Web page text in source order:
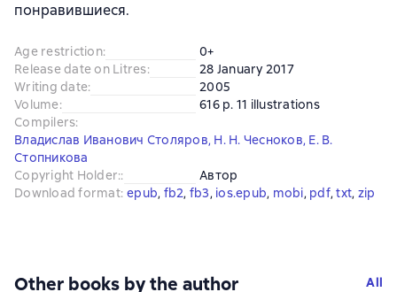
понравившиеся.
Age restriction:
0+
Release date on Litres:
28 January 2017
Writing date:
2005
Volume:
616 p. 11 illustrations
Compilers:
Владислав Иванович Столяров, Н. Н. Чесноков, Е. В.
Стопникова
Copyright Holder::
Автор
Download format: epub, fb2, fb3, ios.epub, mobi, pdf, txt, zip
Other books by the author All